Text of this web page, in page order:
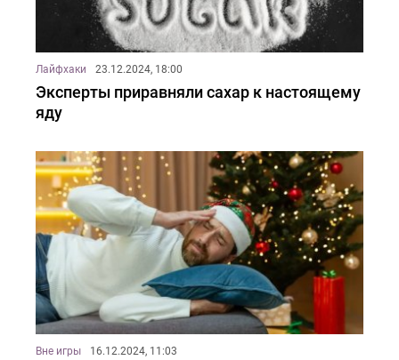
Лайфхаки 23.12.2024, 18:00
Эксперты приравняли сахар к настоящему
яду
Вне игры 16.12.2024, 11:03